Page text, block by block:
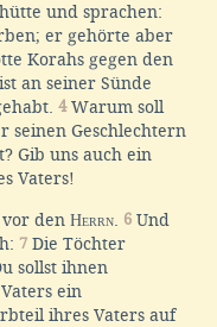
und sprachen:
er gehörte aber
Korahs gegen den
an seiner Sünde
4Warum soll
seinen Geschlechtern
Gib uns auch ein
Vaters!
vor den Herrn 6 Und
7 Die Töchter
sollst ihnen
ein
ihres Vaters auf